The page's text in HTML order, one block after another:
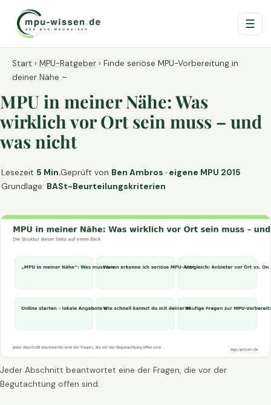
☰
Start › MPU-Ratgeber › Finde seriöse MPU-Vorbereitung in
deiner Nähe –
MPU in meiner Nähe: Was
wirklich vor Ort sein muss – und
was nicht
Lesezeit 5 Min.Geprüft von Ben Ambros · eigene MPU 2015
Grundlage: BASt-Beurteilungskriterien
Jeder Abschnitt beantwortet eine der Fragen, die vor der
Begutachtung offen sind.